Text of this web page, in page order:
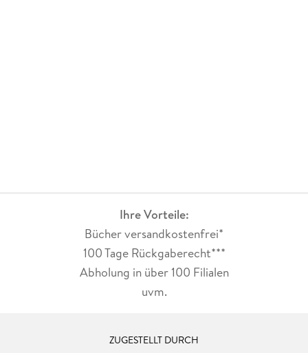
Ihre Vorteile:
Bücher versandkostenfrei*
100 Tage Rückgaberecht***
Abholung in über 100 Filialen
uvm.
ZUGESTELLT DURCH